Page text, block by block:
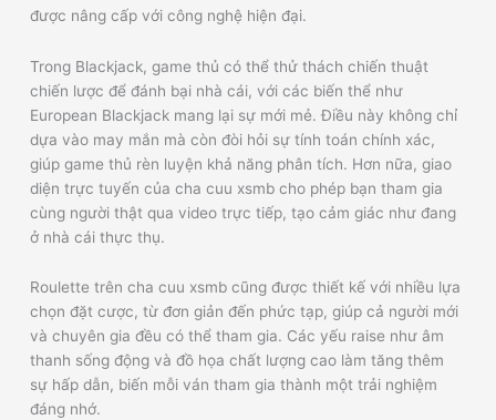
được nâng cấp với công nghệ hiện đại.
Trong Blackjack, game thủ có thể thử thách chiến thuật
chiến lược để đánh bại nhà cái, với các biến thể như
European Blackjack mang lại sự mới mẻ. Điều này không chỉ
dựa vào may mắn mà còn đòi hỏi sự tính toán chính xác,
giúp game thủ rèn luyện khả năng phân tích. Hơn nữa, giao
diện trực tuyến của cha cuu xsmb cho phép bạn tham gia
cùng người thật qua video trực tiếp, tạo cảm giác như đang
ở nhà cái thực thụ.
Roulette trên cha cuu xsmb cũng được thiết kế với nhiều lựa
chọn đặt cược, từ đơn giản đến phức tạp, giúp cả người mới
và chuyên gia đều có thể tham gia. Các yếu raise như âm
thanh sống động và đồ họa chất lượng cao làm tăng thêm
sự hấp dẫn, biến mỗi ván tham gia thành một trải nghiệm
đáng nhớ.